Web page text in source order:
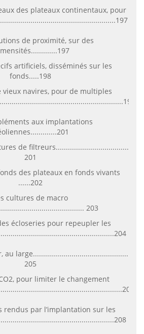
des plateaux continentaux, pour
de proximité, sur des
artificiels, disséminés sur les
fonds.....198
vieux navires, pour de multiples
aux implantations
de filtreurs....................................
201
des plateaux en fonds vivants
......202
cultures de macro
203
écloseries pour repeupler les
au large...............................................
205
pour limiter le changement
rendus par l’implantation sur les